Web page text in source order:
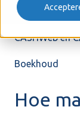
CASHWeb en
Boekhoud
Hoe